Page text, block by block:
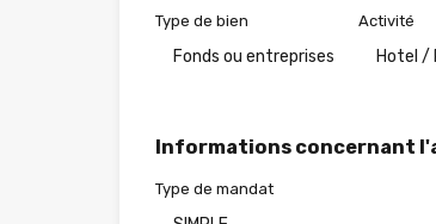
Type de bien
Fonds ou entreprises
Activité
Hotel /
Informations concernant
Type de mandat